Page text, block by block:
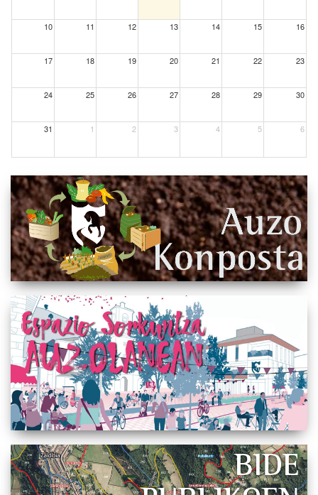
10 11 12 13 14 15 16
17 18 19 20 21 22 23
24 25 26 27 28 29 30
31 1 2 3 4 5 6